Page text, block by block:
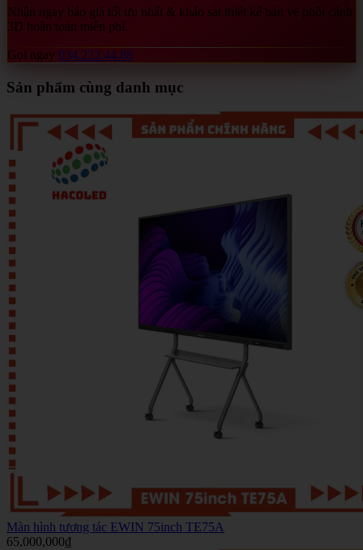
Nhận ngay báo giá tối ưu nhất & khảo sát thiết kế bản vẽ phối cảnh
3D hoàn toàn miễn phí.
Gọi ngay 034.232.44.88
Sản phẩm cùng danh mục
Màn hình tương tác EWIN 75inch TE75A
65,000,000₫